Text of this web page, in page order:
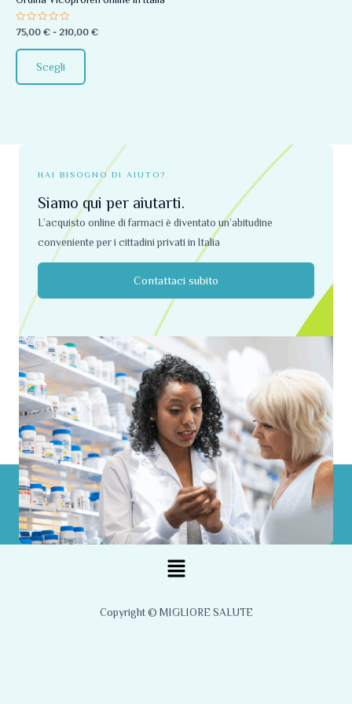
Valutato
0
su
5
75,00 € - 210,00 €
Scegli
scelte
nella
HAI BISOGNO DI AIUTO?
Siamo qui per aiutarti.
L’acquisto online di farmaci è diventato un’abitudine
conveniente per i cittadini privati ​​in Italia
Contattaci subito
Menu
Copyright © MIGLIORE SALUTE